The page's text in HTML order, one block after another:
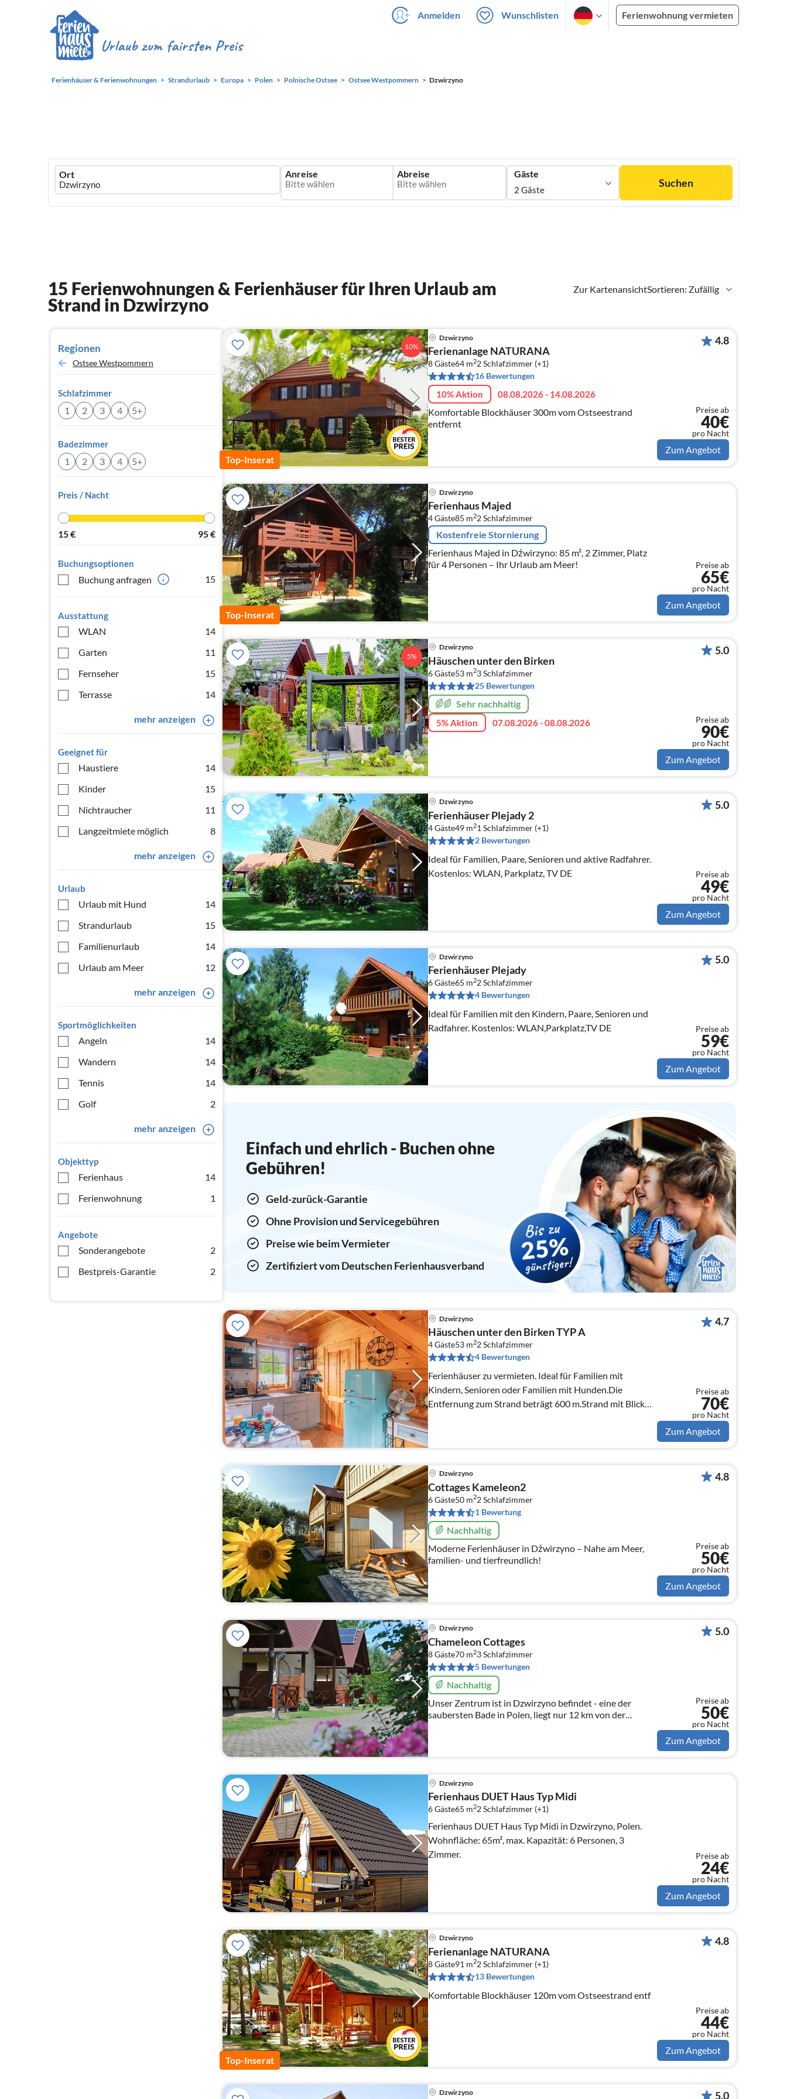
Anmelden Wunschlisten Ferienwohnung vermieten
Ferienhäuser & Ferienwohnungen Strandurlaub Europa Polen Polnische Ostsee Ostsee Westpommern Dzwirzyno
Ferienhausmiete
logo
Ort Anreise Abreise Gäste
2 Gäste
Suchen
Zur KartenansichtSortieren: Zufällig
15 Ferienwohnungen & Ferienhäuser für Ihren Urlaub am
Strand in Dzwirzyno
Regionen
Ostsee Westpommern
Schlafzimmer
1 2 3 4 5+
Badezimmer
1 2 3 4 5+
Preis / Nacht
15€ 95€
Buchungsoptionen
Buchung anfragen 15
Ausstattung
WLAN
14
Garten
11
Fernseher
15
Terrasse
14
mehr anzeigen
Geeignet für
Haustiere
14
Kinder
15
Nichtraucher
11
Langzeitmiete möglich
8
mehr anzeigen
Urlaub
Urlaub mit Hund
14
Strandurlaub
15
Familienurlaub
14
Urlaub am Meer
12
mehr anzeigen
Sportmöglichkeiten
Angeln
14
Wandern
14
Tennis
14
Golf
2
mehr anzeigen
Objekttyp
Ferienhaus
14
Ferienwohnung
1
Angebote
Sonderangebote
2
Bestpreis-Garantie
2
Top-Inserat
10%
Dzwirzyno
Ferienanlage NATURANA
8 Gäste64 m22Schlafzimmer (+1)
16 Bewertungen
10% Aktion 08.08.2026 - 14.08.2026
Komfortable Blockhäuser 300m vom Ostseestrand
entfernt
4.8
Preise ab
40€
pro Nacht
Zum Angebot
Top-Inserat
Dzwirzyno
Ferienhaus Majed
4 Gäste85 m22Schlafzimmer
Kostenfreie Stornierung
Ferienhaus Majed in Dźwirzyno: 85 m², 2 Zimmer, Platz
für 4 Personen – Ihr Urlaub am Meer!
Preise ab
65€
pro Nacht
Zum Angebot
5%
Dzwirzyno
Häuschen unter den Birken
6 Gäste53 m23Schlafzimmer
25 Bewertungen
Sehr nachhaltig
5% Aktion 07.08.2026 - 08.08.2026
5.0
Preise ab
90€
pro Nacht
Zum Angebot
Dzwirzyno
Ferienhäuser Plejady 2
4 Gäste49 m21 Schlafzimmer (+1)
2 Bewertungen
Ideal für Familien, Paare, Senioren und aktive Radfahrer.
Kostenlos: WLAN, Parkplatz, TV DE
5.0
Preise ab
49€
pro Nacht
Zum Angebot
Dzwirzyno
Ferienhäuser Plejady
6 Gäste65 m22Schlafzimmer
4 Bewertungen
Ideal für Familien mit den Kindern, Paare, Senioren und
Radfahrer. Kostenlos: WLAN,Parkplatz,TV DE
5.0
Preise ab
59€
pro Nacht
Zum Angebot
Einfach und ehrlich - Buchen ohne
Gebühren!
Geld-zurück-Garantie
Ohne Provision und Servicegebühren
Preise wie beim Vermieter
Zertifiziert vom Deutschen Ferienhausverband
Dzwirzyno
Häuschen unter den Birken TYP A
4 Gäste53 m22Schlafzimmer
4 Bewertungen
Ferienhäuser zu vermieten. Ideal für Familien mit
Kindern, Senioren oder Familien mit Hunden.Die
Entfernung zum Strand beträgt 600 m.Strand mit Blick
auf herrliche Dünen.Willkommen
4.7
Preise ab
70€
pro Nacht
Zum Angebot
Dzwirzyno
Cottages Kameleon2
6 Gäste50 m22Schlafzimmer
1 Bewertung
Nachhaltig
Moderne Ferienhäuser in Dźwirzyno – Nahe am Meer,
familien- und tierfreundlich!
4.8
Preise ab
50€
pro Nacht
Zum Angebot
Dzwirzyno
Chameleon Cottages
8 Gäste70 m23Schlafzimmer
5 Bewertungen
Nachhaltig
Unser Zentrum ist in Dzwirzyno befindet - eine der
saubersten Bade in Polen, liegt nur 12 km von der
charmanten Kolobrzeg.
5.0
Preise ab
50€
pro Nacht
Zum Angebot
Dzwirzyno
Ferienhaus DUET Haus Typ Midi
6 Gäste65 m22Schlafzimmer (+1)
Ferienhaus DUET Haus Typ Midi in Dzwirzyno, Polen.
Wohnfläche: 65m², max. Kapazität: 6 Personen, 3
Zimmer.
Preise ab
24€
pro Nacht
Zum Angebot
Top-Inserat
Dzwirzyno
Ferienanlage NATURANA
8 Gäste91 m22Schlafzimmer (+1)
13 Bewertungen
Komfortable Blockhäuser 120m vom Ostseestrand entf
4.8
Preise ab
44€
pro Nacht
Zum Angebot
Dzwirzyno 5.0